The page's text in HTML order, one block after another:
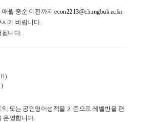
매월 중순 이전까지econ2213@chungbuk.ac.kr
시기 바랍니다.
니다.
Ⅱ)
또는 공인영어성적을 기준으로 레벨반을 편
운영합니다.